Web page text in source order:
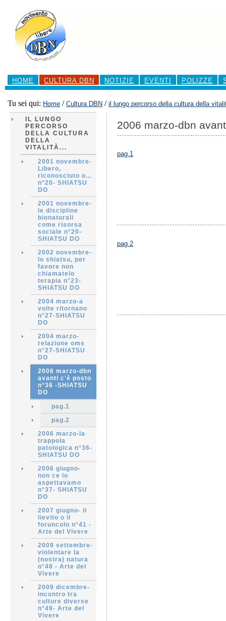
contenuti.
navigazione
Sezioni
HOME
CULTURA DBN NOTIZIE EVENTI POLIZZE
Tu sei qui: Home / Cultura DBN / il lungo percorso della cultura della
IL LUNGO
PERCORSO
DELLA CULTURA
DELLA
VITALITÀ...
2001 novembre-
Libero,
riconosciuto o...
n°20- SHIATSU
DO
2001 novembre-
le discipline
bionaturali
come risorsa
sociale n°20-
SHIATSU DO
2002 novembre-
lo shiatsu, per
favore non
chiamatelo
terapia n°23-
SHIATSU DO
2004 marzo-a
volte ritornano
n°27-SHIATSU
DO
2004 marzo-
relazione oms
n°27-SHIATSU
DO
2006 marzo-dbn
avanti c'è posto
n°36 -SHIATSU
DO
pag.1
pag.2
2006 marzo-la
trappola
patologica n°36-
SHIATSU DO
2006 giugno-
non ce lo
aspettavamo
n°37- SHIATSU
DO
2007 giugno- il
lievito o il
foruncolo n°41 -
Arte del Vivere
2009 settembre-
violentare la
(nostra) natura
n°48 - Arte del
Vivere
2009 dicembre-
incontro tra
culture diverse
n°49- Arte del
Vivere
2006 marzo-dbn
pag.1
pag.2